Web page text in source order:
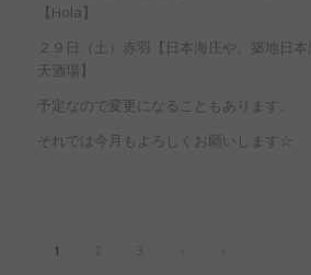
【Hola】
２９日（土）赤羽【日本海庄や、築地日
天酒場】
予定なので変更になることもあります。
それでは今月もよろしくお願いします☆
1